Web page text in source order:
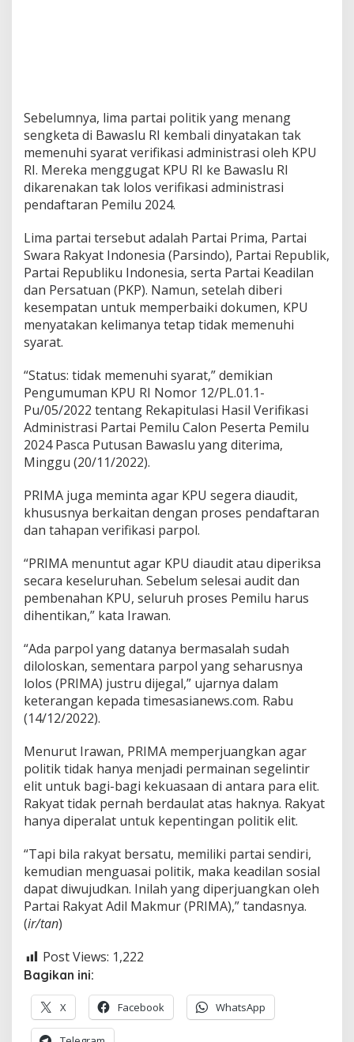
Sebelumnya, lima partai politik yang menang
sengketa di Bawaslu RI kembali dinyatakan tak
memenuhi syarat verifikasi administrasi oleh KPU
RI. Mereka menggugat KPU RI ke Bawaslu RI
dikarenakan tak lolos verifikasi administrasi
pendaftaran Pemilu 2024.
Lima partai tersebut adalah Partai Prima, Partai
Swara Rakyat Indonesia (Parsindo), Partai Republik,
Partai Republiku Indonesia, serta Partai Keadilan
dan Persatuan (PKP). Namun, setelah diberi
kesempatan untuk memperbaiki dokumen, KPU
menyatakan kelimanya tetap tidak memenuhi
syarat.
“Status: tidak memenuhi syarat,” demikian
Pengumuman KPU RI Nomor 12/PL.01.1-
Pu/05/2022 tentang Rekapitulasi Hasil Verifikasi
Administrasi Partai Pemilu Calon Peserta Pemilu
2024 Pasca Putusan Bawaslu yang diterima,
Minggu (20/11/2022).
PRIMA juga meminta agar KPU segera diaudit,
khususnya berkaitan dengan proses pendaftaran
dan tahapan verifikasi parpol.
“PRIMA menuntut agar KPU diaudit atau diperiksa
secara keseluruhan. Sebelum selesai audit dan
pembenahan KPU, seluruh proses Pemilu harus
dihentikan,” kata Irawan.
“Ada parpol yang datanya bermasalah sudah
diloloskan, sementara parpol yang seharusnya
lolos (PRIMA) justru dijegal,” ujarnya dalam
keterangan kepada timesasianews.com. Rabu
(14/12/2022).
Menurut Irawan, PRIMA memperjuangkan agar
politik tidak hanya menjadi permainan segelintir
elit untuk bagi-bagi kekuasaan di antara para elit.
Rakyat tidak pernah berdaulat atas haknya. Rakyat
hanya diperalat untuk kepentingan politik elit.
“Tapi bila rakyat bersatu, memiliki partai sendiri,
kemudian menguasai politik, maka keadilan sosial
dapat diwujudkan. Inilah yang diperjuangkan oleh
Partai Rakyat Adil Makmur (PRIMA),” tandasnya.
(ir/tan)
Post Views: 1,222
Bagikan ini:
X Facebook WhatsApp